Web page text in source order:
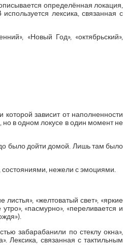
определённая локация,
лексика, связанная с
«Новый Год», «октябрьский»,
зависит от наполненности
но в одном локусе в один момент не
было дойти домой. Лишь там было
нежели с эмоциями.
«желтоватый свет», «яркие
«пасмурно», «переливается и
забарабанили по стеклу окна»,
Лексика, связанная с тактильным